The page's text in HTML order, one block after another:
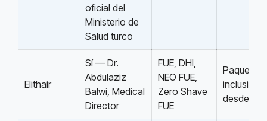
oficial del
Ministerio de
Salud turco
Elithair
Sí — Dr.
Abdulaziz
Balwi, Medical
Director
FUE, DHI,
NEO FUE,
Zero Shave
FUE
Paquetes
inclusive
desde